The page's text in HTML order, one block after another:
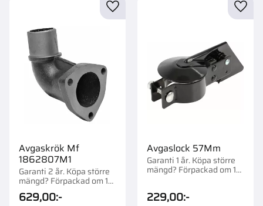
Avgaskrök Mf
1862807M1
Garanti 2 år. Köpa större
mängd? Förpackad om 1
st.
629,00:-
Lägg till i favoriter
Avgaslock 57Mm
Garanti 1 år. Köpa större
mängd? Förpackad om 1
229,00:-